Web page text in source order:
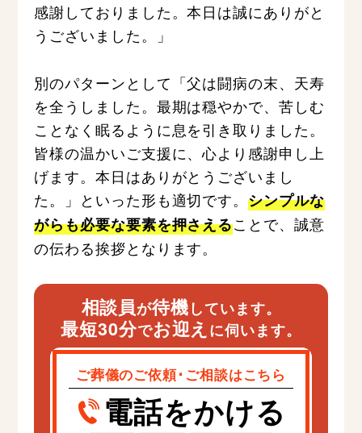
感謝しておりました。本日は誠にありがと
うございました。」
別のパターンとして「父は闘病の末、天寿
を全うしました。最期は穏やかで、苦しむ
ことなく眠るように息を引き取りました。
皆様の温かいご支援に、心より感謝申し上
げます。本日はありがとうございまし
た。」といった形も適切です。シンプルな
がらも必要な要素を押さえることで、誠意
の伝わる挨拶となります。
相談員が待機しています。
最短30分でお迎えに伺います。
ご葬儀のご依頼･ご相談はこちら
電話をかける